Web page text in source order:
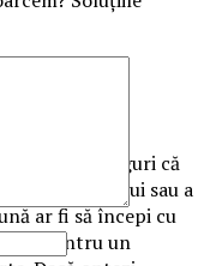
să te asiguri că
furtului sau a
ar fi să începi cu
pentru un